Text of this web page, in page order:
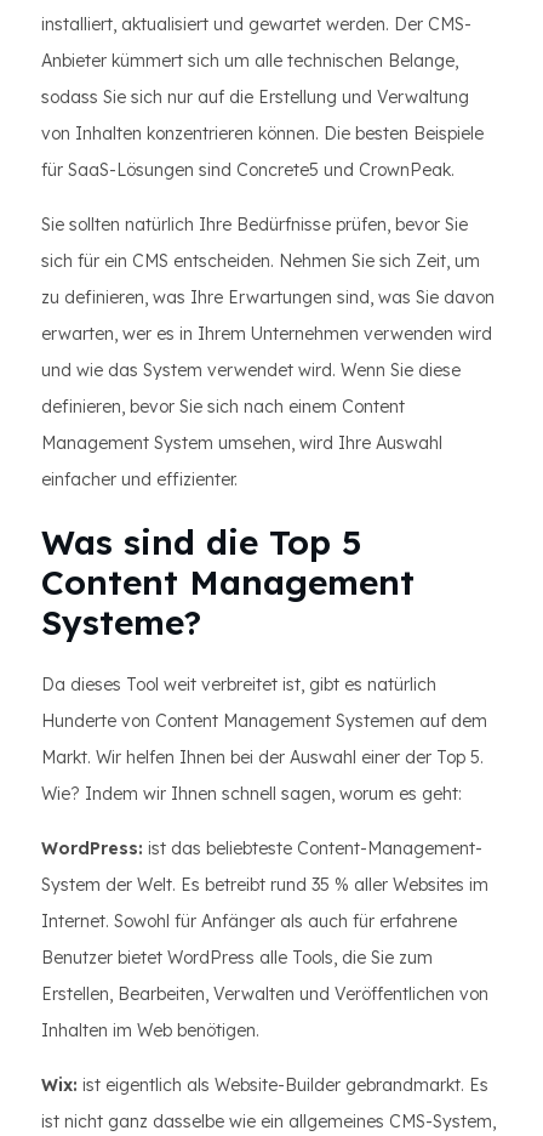
installiert, aktualisiert und gewartet werden. Der CMS-
Anbieter kümmert sich um alle technischen Belange,
sodass Sie sich nur auf die Erstellung und Verwaltung
von Inhalten konzentrieren können. Die besten Beispiele
für SaaS-Lösungen sind Concrete5 und CrownPeak.
Sie sollten natürlich Ihre Bedürfnisse prüfen, bevor Sie
sich für ein CMS entscheiden. Nehmen Sie sich Zeit, um
zu definieren, was Ihre Erwartungen sind, was Sie davon
erwarten, wer es in Ihrem Unternehmen verwenden wird
und wie das System verwendet wird. Wenn Sie diese
definieren, bevor Sie sich nach einem Content
Management System umsehen, wird Ihre Auswahl
einfacher und effizienter.
Was sind die Top 5
Content Management
Systeme?
Da dieses Tool weit verbreitet ist, gibt es natürlich
Hunderte von Content Management Systemen auf dem
Markt. Wir helfen Ihnen bei der Auswahl einer der Top 5.
Wie? Indem wir Ihnen schnell sagen, worum es geht:
WordPress: ist das beliebteste Content-Management-
System der Welt. Es betreibt rund 35 % aller Websites im
Internet. Sowohl für Anfänger als auch für erfahrene
Benutzer bietet WordPress alle Tools, die Sie zum
Erstellen, Bearbeiten, Verwalten und Veröffentlichen von
Inhalten im Web benötigen.
Wix: ist eigentlich als Website-Builder gebrandmarkt. Es
ist nicht ganz dasselbe wie ein allgemeines CMS-System,